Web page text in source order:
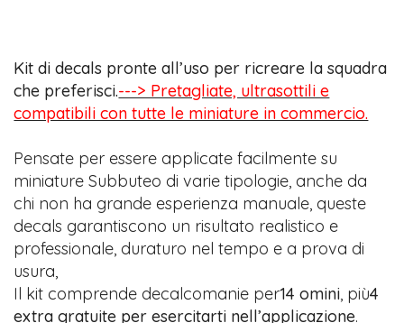
Kit di decals pronte all’uso per ricreare la squadra
che preferisci.---> Pretagliate, ultrasottili e
compatibili con tutte le miniature in commercio.
Pensate per essere applicate facilmente su
miniature Subbuteo di varie tipologie, anche da
chi non ha grande esperienza manuale, queste
decals garantiscono un risultato realistico e
professionale, duraturo nel tempo e a prova di
usura,
Il kit comprende decalcomanie per14 omini, più4
extra gratuite per esercitarti nell’applicazione.